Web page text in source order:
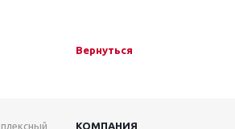
Вернуться
КОМПАНИЯ